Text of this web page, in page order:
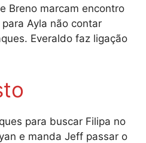
Breno marcam encontro
Ayla não contar
Everaldo faz ligação
para buscar Filipa no
e manda Jeff passar o